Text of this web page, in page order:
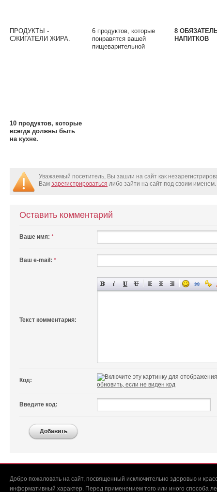
ПРОДУКТЫ -
СЖИГАТЕЛИ ЖИРА.
6 продуктов, которые
понравятся вашей
пищеварительной
8
НАПИТКОВ
10 продуктов, которые
всегда должны быть
на кухне.
Уважаемый посетитель, Вы зашли на сайт как
Вам зарегистрироваться либо зайти на сайт под своим именем.
Оставить комментарий
Ваше имя: *
Ваш e-mail: *
Текст комментария:
Код:
обновить, если не виден код
Введите код:
Добавить
Добро пожаловать на сайт, посвященный исключительно здоровью и
информативный характер. Перед применением того или иного способа